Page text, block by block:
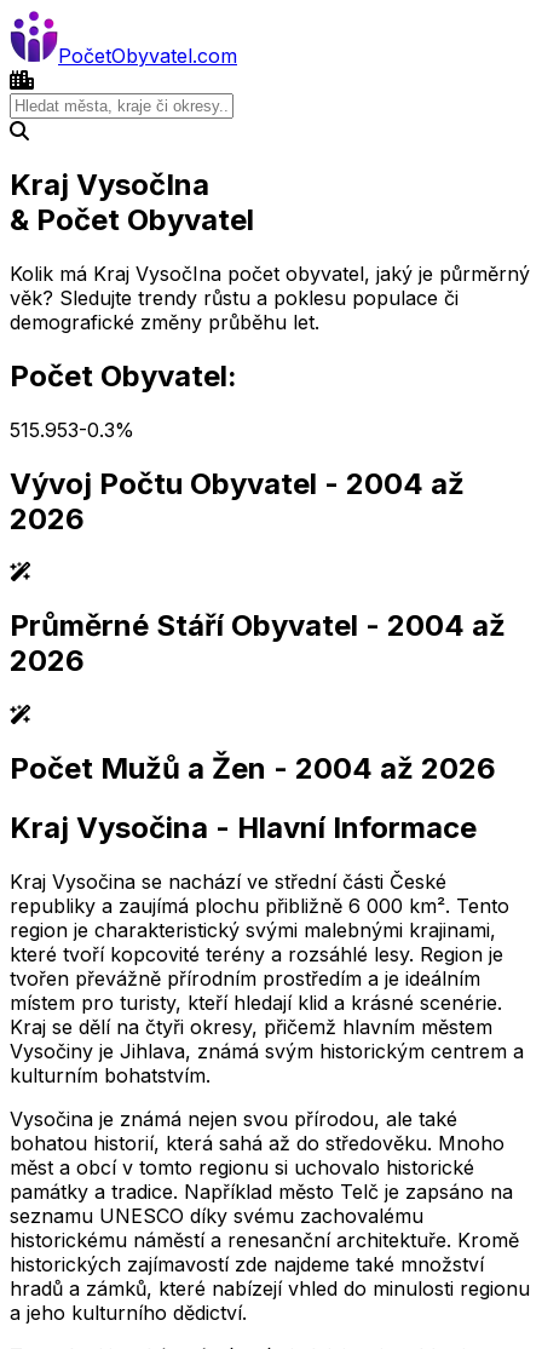
PočetObyvatel.com
Kraj VysočIna
& Počet Obyvatel
Kolik má Kraj VysočIna počet obyvatel, jaký je půrměrný
věk? Sledujte trendy růstu a poklesu populace či
demografické změny průběhu let.
Počet Obyvatel:
515.953-0.3%
Vývoj Počtu Obyvatel - 2004 až
2026
2,005 2,010 2,015 2,020 2,025
2,005 2,010 2,015 2,020 2,025
Průměrné Stáří Obyvatel - 2004 až
2026
2,005 2,010 2,015 2,020 2,025
2,005 2,010 2,015 2,020 2,025
Počet Mužů a Žen - 2004 až 2026
Kraj Vysočina - Hlavní Informace
Kraj Vysočina se nachází ve střední části České
republiky a zaujímá plochu přibližně 6 000 km². Tento
region je charakteristický svými malebnými krajinami,
které tvoří kopcovité terény a rozsáhlé lesy. Region je
tvořen převážně přírodním prostředím a je ideálním
místem pro turisty, kteří hledají klid a krásné scenérie.
Kraj se dělí na čtyři okresy, přičemž hlavním městem
Vysočiny je Jihlava, známá svým historickým centrem a
kulturním bohatstvím.
Vysočina je známá nejen svou přírodou, ale také
bohatou historií, která sahá až do středověku. Mnoho
měst a obcí v tomto regionu si uchovalo historické
památky a tradice. Například město Telč je zapsáno na
seznamu UNESCO díky svému zachovalému
historickému náměstí a renesanční architektuře. Kromě
historických zajímavostí zde najdeme také množství
hradů a zámků, které nabízejí vhled do minulosti regionu
a jeho kulturního dědictví.